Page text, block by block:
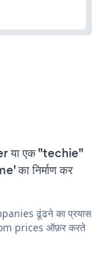
या एक "techie"
का निर्माण कर
ढूंढने का प्रयास
prices ऑफ़र करते